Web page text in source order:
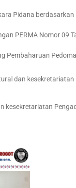
Pidana
PERMA Nomor 09
dan